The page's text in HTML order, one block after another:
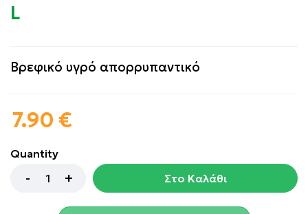
L
Βρεφικό υγρό απορρυπαντικό
7.90 €
Quantity
Στο Καλάθι